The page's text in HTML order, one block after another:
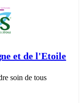
et de l'Etoile
soin de tous